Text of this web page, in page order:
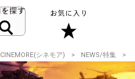
CINEMORE(シネモア) NEWS/特集